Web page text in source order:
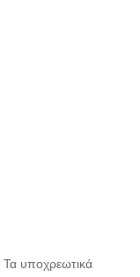
Τα υποχρεωτικά